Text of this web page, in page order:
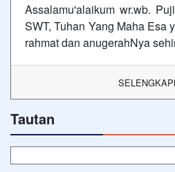
Assalamu'alaikum wr.wb.
SWT, Tuhan Yang Maha Esa
rahmat dan anugerahNya
Tautan